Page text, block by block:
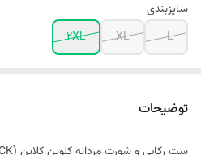
سایزبندی
L
XL
2XL
توضیحات